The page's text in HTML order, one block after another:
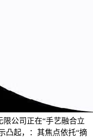
公司正在“手艺融合立
凸起，：其焦点依托“摘